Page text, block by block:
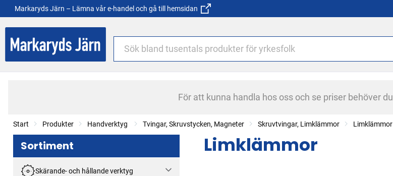
Markaryds Järn – Lämna vår e-handel och gå till hemsidan
För att kunna handla hos oss och se priser behöver du
Start Produkter Handverktyg Tvingar, Skruvstycken, Magneter Skruvtvingar, Limklämmor Limklämmor
Sortiment
Skärande- och hållande verktyg
Limklämmor